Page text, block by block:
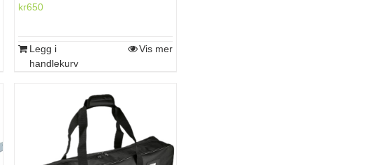
kr650
Legg i
handlekurv
Vis mer